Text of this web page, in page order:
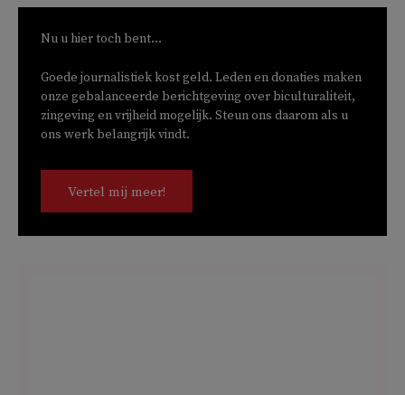
Nu u hier toch bent...
Goede journalistiek kost geld. Leden en donaties maken
onze gebalanceerde berichtgeving over biculturaliteit,
zingeving en vrijheid mogelijk. Steun ons daarom als u
ons werk belangrijk vindt.
Vertel mij meer!